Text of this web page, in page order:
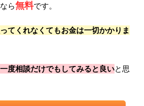
ら無料です。
てくれなくてもお金は一切かかりま
度相談だけでもしてみると良いと思